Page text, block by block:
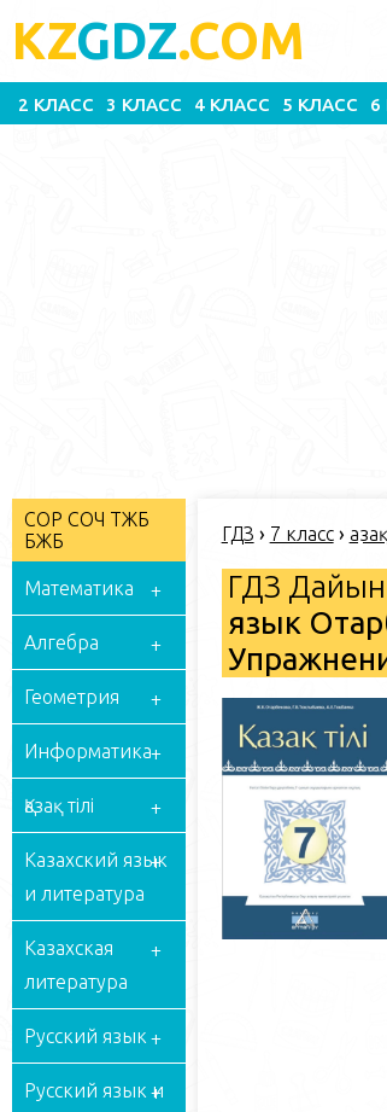
KZGDZ.COM
2 КЛАСС 3 КЛАСС 4 КЛАСС 5 КЛАСС 6
СОР СОЧ ТЖБ
БЖБ
Математика
Алгебра
Геометрия
Информатика
Қазақ тілі
Казахский язык
и литература
Казахская
литература
Русский язык
Русский язык и
ГДЗ › 7 класс›
ГДЗ
язык